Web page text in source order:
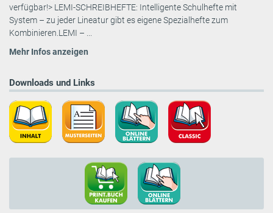
verfügbar!> LEMI-SCHREIBHEFTE: Intelligente Schulhefte mit
System – zu jeder Lineatur gibt es eigene Spezialhefte zum
Kombinieren.LEMI – ...
Mehr Infos anzeigen
Downloads und Links